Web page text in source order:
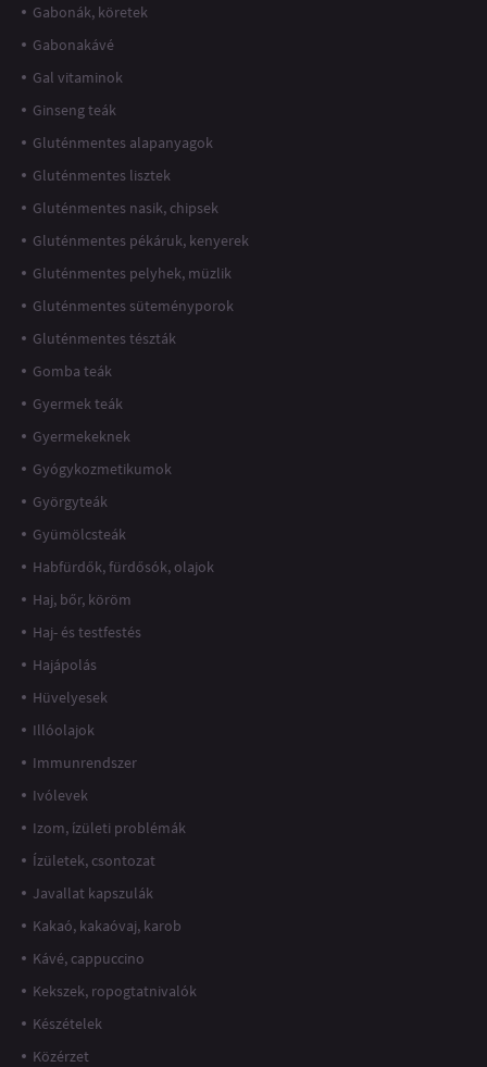
Gabonák, köretek
Gabonakávé
Gal vitaminok
Ginseng teák
Gluténmentes alapanyagok
Gluténmentes lisztek
Gluténmentes nasik, chipsek
Gluténmentes pékáruk, kenyerek
Gluténmentes pelyhek, müzlik
Gluténmentes süteményporok
Gluténmentes tészták
Gomba teák
Gyermek teák
Gyermekeknek
Gyógykozmetikumok
Györgyteák
Gyümölcsteák
Habfürdők, fürdősók, olajok
Haj, bőr, köröm
Haj- és testfestés
Hajápolás
Hüvelyesek
Illóolajok
Immunrendszer
Ivólevek
Izom, ízületi problémák
Ízületek, csontozat
Javallat kapszulák
Kakaó, kakaóvaj, karob
Kávé, cappuccino
Kekszek, ropogtatnivalók
Készételek
Közérzet